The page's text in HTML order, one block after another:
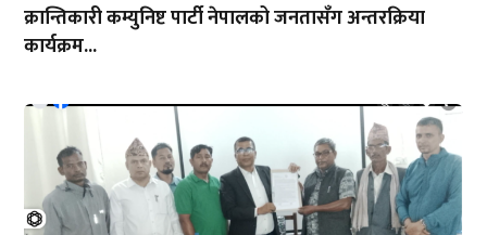
क्रान्तिकारी कम्युनिष्ट पार्टी नेपालको जनतासँग अन्तरक्रिया
कार्यक्रम...